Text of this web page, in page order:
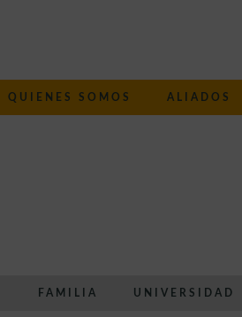
QUIENES SOMOS ALIADOS
FAMILIA UNIVERSIDAD